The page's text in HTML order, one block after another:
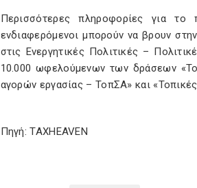
Περισσότερες πληροφορίες για
ενδιαφερόμενοι μπορούν να βρουν
στις Ενεργητικές Πολιτικές –
10.000 ωφελούμενων των δράσεων
αγορών εργασίας – ΤοπΣΑ» και
Πηγή: TAXHEAVEN